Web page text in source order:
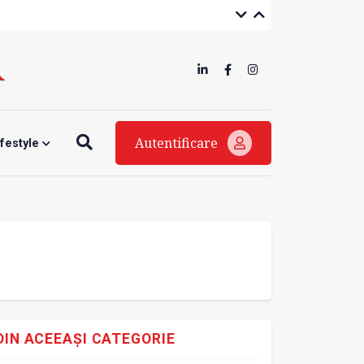
Autentificare
ACEEAȘI CATEGORIE